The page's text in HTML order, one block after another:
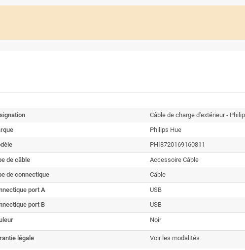
Câble de charge d'extérieur -
Philips Hue
PHI8720169160811
de câble
Accessoire Câble
de connectique
Câble
port A
USB
port B
USB
Noir
légale Voir les modalités